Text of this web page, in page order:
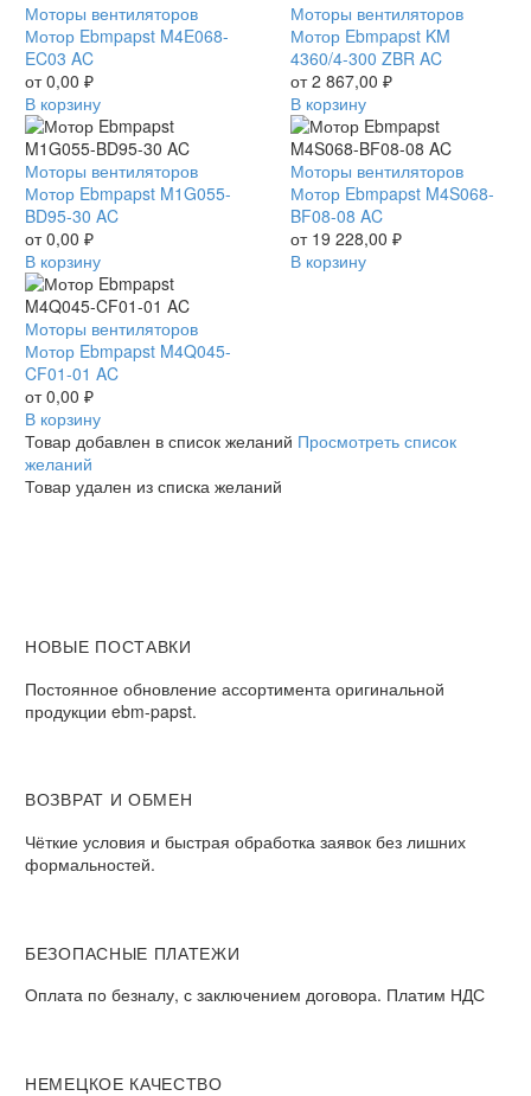
Мотор
Ebmpapst
M4E068-
EC03
AC
Моторы вентиляторов
Мотор Ebmpapst M4E068-
EC03 AC
от0,00 ₽
В корзину
Мотор
Ebmpapst
KM
4360/4-
300
ZBR
AC
Моторы вентиляторов
Мотор Ebmpapst KM
4360/4-300 ZBR AC
от2 867,00 ₽
В корзину
Мотор
Ebmpapst
M1G055-
BD95-
30
AC
Моторы вентиляторов
Мотор Ebmpapst M1G055-
BD95-30 AC
от0,00 ₽
В корзину
Мотор
Ebmpapst
M4S068-
BF08-
08
Моторы вентиляторов
Мотор Ebmpapst M4S068-
BF08-08 AC
от 19 228,00 ₽
В корзину
Мотор
Ebmpapst
M4Q045-
CF01-
01
AC
Моторы вентиляторов
Мотор Ebmpapst M4Q045-
CF01-01 AC
от0,00 ₽
В корзину
Товар добавлен в список желаний Просмотреть список
желаний
Товар удален из списка желаний
НОВЫЕ ПОСТАВКИ
Постоянное обновление ассортимента оригинальной
продукции ebm-papst.
ВОЗВРАТ И ОБМЕН
Чёткие условия и быстрая обработка заявок без лишних
формальностей.
БЕЗОПАСНЫЕ ПЛАТЕЖИ
Оплата по безналу, с заключением договора. Платим НДС
НЕМЕЦКОЕ КАЧЕСТВО